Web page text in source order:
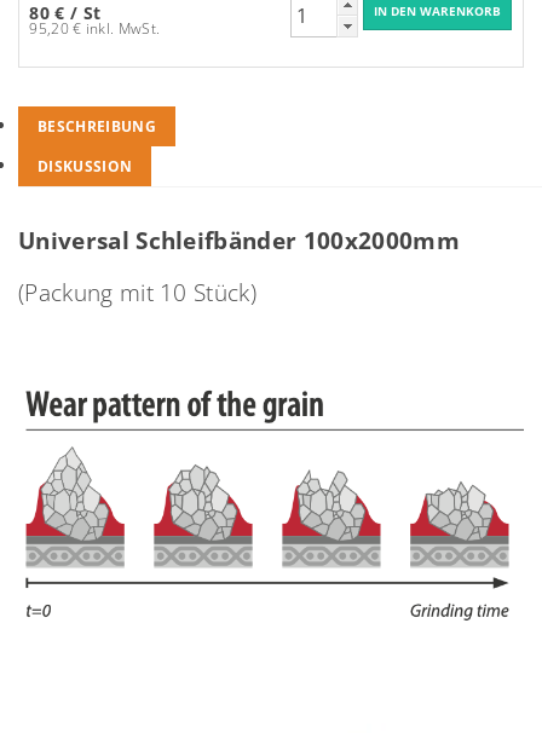
80 € / St
95,20 € inkl. MwSt.
BESCHREIBUNG
DISKUSSION
Universal Schleifbänder 100x2000mm
(Packung mit 10 Stück)